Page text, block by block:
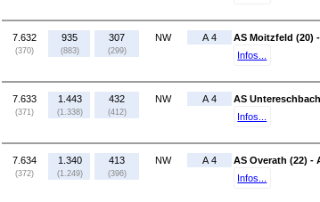
7.632
(370)
935
(883)
307
(299)
NW A 4
AS Moitzfeld (20)
Infos...
7.633
(371)
1.443
(1.338)
432
(412)
NW A 4
AS
Infos...
7.634
(372)
1.340
(1.249)
413
(396)
NW A 4
AS Overath (22) -
Infos...